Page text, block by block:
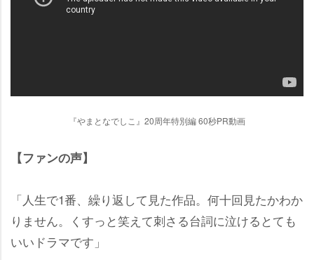
『やまとなでしこ』20周年特別編 60秒PR動画
【ファンの声】
「人生で1番、繰り返して見た作品。何十回見たかわか
りません。くすっと笑えて刺さる台詞に泣けるとても
いいドラマです」